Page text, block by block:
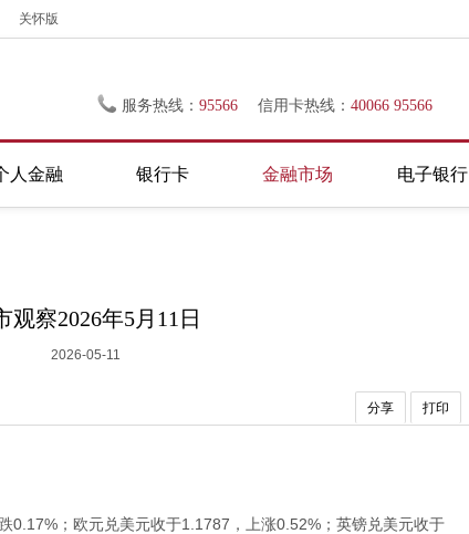
关怀版
服务热线： 95566 信用卡热线： 40066 95566
人金融 银行卡 金融市场 电子银行
观察2026年5月11日
2026-05-11
分享 打印
0.17%；欧元兑美元收于1.1787，上涨0.52%；英镑兑美元收于